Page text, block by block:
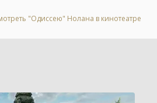
"Одиссею" Нолана в кинотеатре